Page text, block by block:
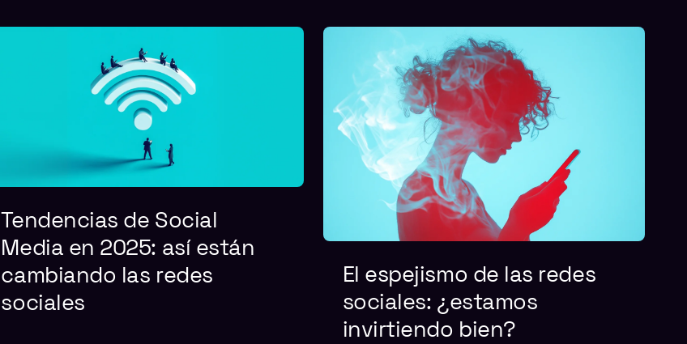
Tendencias de Social
Media en 2025: así están
cambiando las redes
sociales
El espejismo de las redes
sociales: ¿estamos
invirtiendo bien?